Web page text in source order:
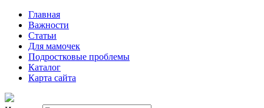
Главная
Важности
Статьи
Для мамочек
Подростковые проблемы
Каталог
Карта сайта